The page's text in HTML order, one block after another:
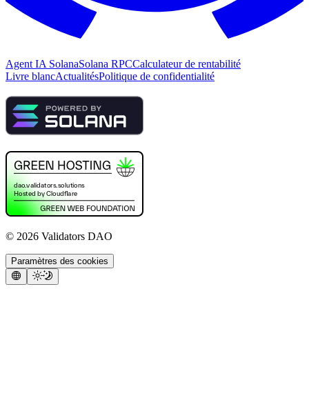
Agent IA SolanaSolana RPCCalculateur de rentabilité
Livre blancActualitésPolitique de confidentialité
© 2026 Validators DAO
Paramètres des cookies